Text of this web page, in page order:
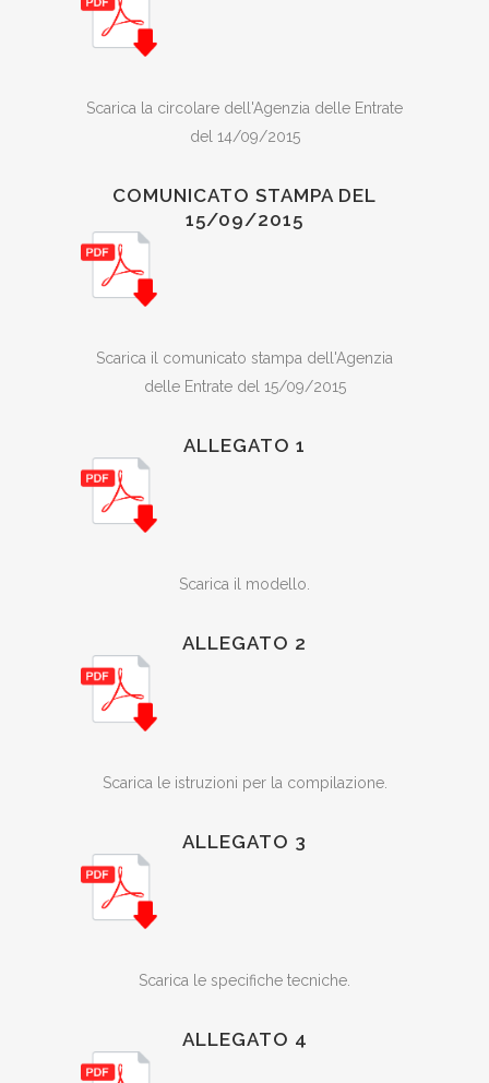
Scarica la circolare dell'Agenzia delle Entrate
del 14/09/2015
COMUNICATO STAMPA DEL
15/09/2015
Scarica il comunicato stampa dell'Agenzia
delle Entrate del 15/09/2015
ALLEGATO 1
Scarica il modello.
ALLEGATO 2
Scarica le istruzioni per la compilazione.
ALLEGATO 3
Scarica le specifiche tecniche.
ALLEGATO 4